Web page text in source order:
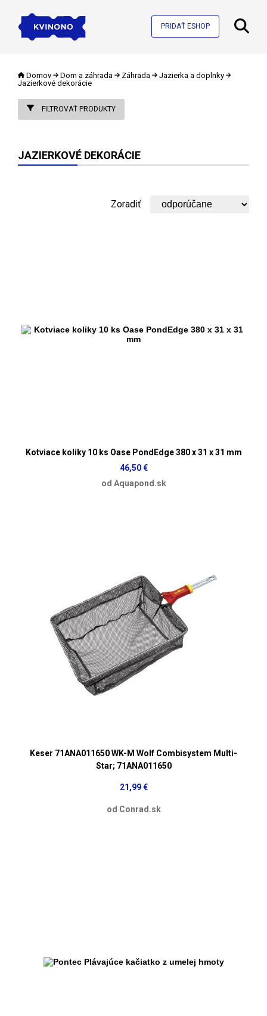
PRIDAŤ ESHOP
Domov Dom a záhrada Záhrada
Jazierka a doplnky
Jazierkové dekorácie
FILTROVAŤ PRODUKTY
JAZIERKOVÉ DEKORÁCIE
Zoradiť
Kotviace koliky 10 ks Oase PondEdge 380 x 31 x 31 mm
46,50 €
od Aquapond.sk
Keser 71ANA011650 WK-M Wolf Combisystem Multi-
Star; 71ANA011650
21,99 €
od Conrad.sk